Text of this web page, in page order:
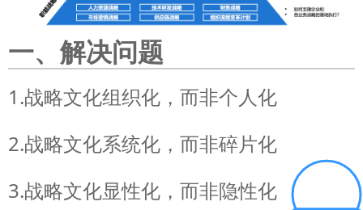
一、解决问题
1.战略文化组织化，而非个人化
2.战略文化系统化，而非碎片化
3.战略文化显性化，而非隐性化